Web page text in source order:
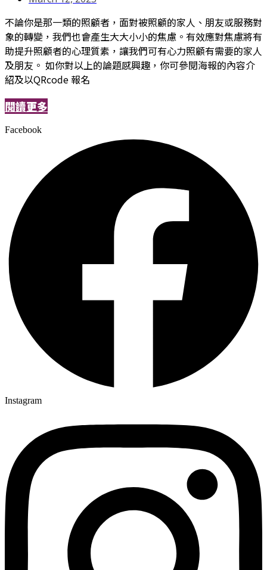
不論你是那一類的照顧者，面對被照顧的家人、朋友或服務對
象的轉變，我們也會產生大大小小的焦慮。有效應對焦慮將有
助提升照顧者的心理質素，讓我們可有心力照顧有需要的家人
及朋友。 如你對以上的論題感興趣，你可參閱海報的內容介
紹及以QRcode 報名
閱讀更多
Facebook
Instagram